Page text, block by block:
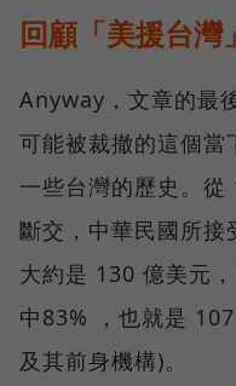
回顧「美援台灣
Anyway，文章的最
可能被裁撤的這個當
一些台灣的歷史。
斷交，中華民國所接
大約是 130 億美元
中83% ，也就是
及其前身機構)。